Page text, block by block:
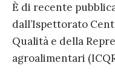
È di recente
dall’Ispettorato
Qualità e della
agroalimentari